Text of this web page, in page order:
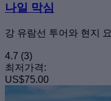
나일 막심
강 유람선 투어와 현지
4.7 (3)
최저가격:
US$75.00